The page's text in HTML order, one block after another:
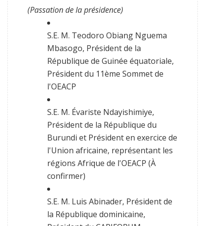
(Passation de la présidence)
S.E. M. Teodoro Obiang Nguema
Mbasogo, Président de la
République de Guinée équatoriale,
Président du 11ème Sommet de
l'OEACP
S.E. M. Évariste Ndayishimiye,
Président de la République du
Burundi et Président en exercice de
l'Union africaine, représentant les
régions Afrique de l'OEACP (À
confirmer)
S.E. M. Luis Abinader, Président de
la République dominicaine,